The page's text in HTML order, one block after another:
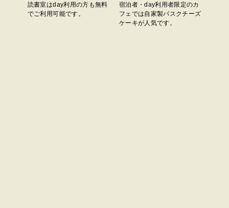
読書室はday利用の方も無料
でご利用可能です。
宿泊者・day利用者限定のカ
フェでは自家製バスクチーズ
ケーキが人気です。